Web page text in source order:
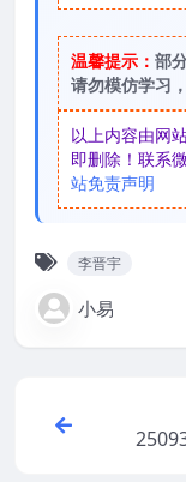
温馨提示： 部
请勿模仿学习
以上内容由网
即删除！联系
站免责声明
李晋宇
小易